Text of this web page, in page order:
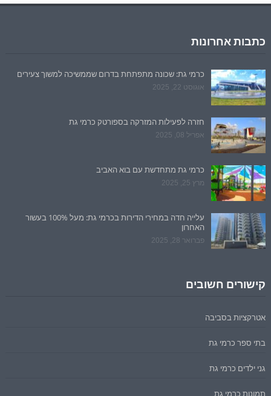
כתבות אחרונות
כרמי גת: שכונה מתפתחת בדרום שממשיכה למשוך צעירים
אוגוסט 22, 2025
חזרה לפעילות המזרקה בספורטק כרמי גת
אפריל 08, 2025
כרמי גת מתחדשת עם בוא האביב
מרץ 25, 2025
עלייה חדה במחירי הדירות בכרמי גת: מעל 100% בעשור
האחרון
פברואר 28, 2025
קישורים חשובים
אטרקציות בסביבה
בתי ספר כרמי גת
גני ילדים כרמי גת
תמונות כרמי גת